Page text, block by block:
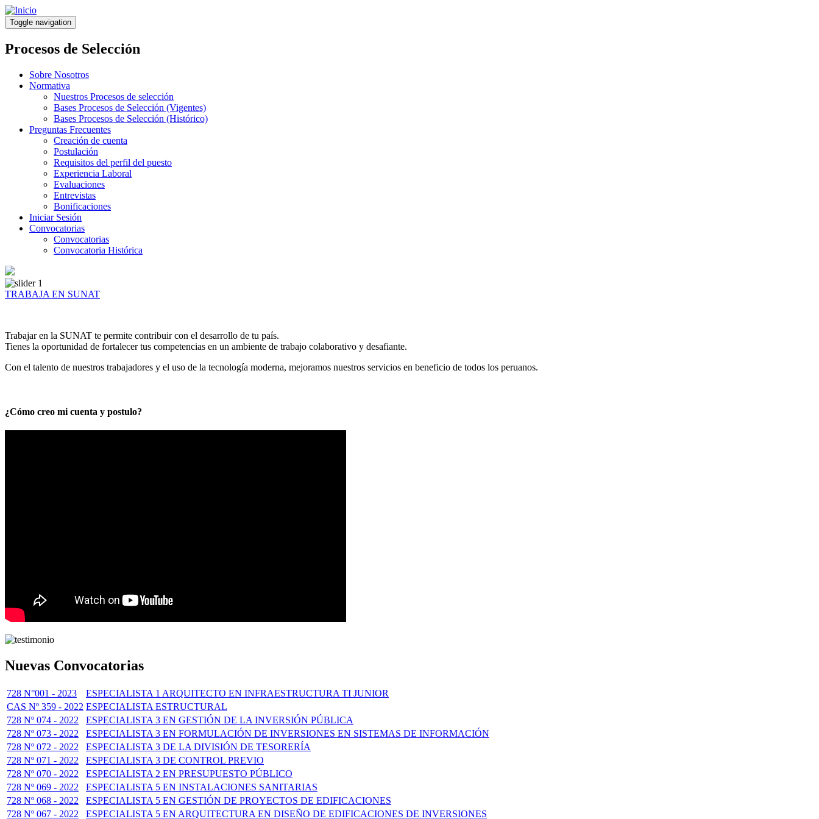
Pasar
al
contenido
principal
Toggle navigation
Procesos de Selección
Sobre Nosotros
Normativa
Nuestros Procesos de selección
Bases Procesos de Selección (Vigentes)
Bases Procesos de Selección (Histórico)
Preguntas Frecuentes
Creación de cuenta
Postulación
Requisitos del perfil del puesto
Experiencia Laboral
Evaluaciones
Entrevistas
Bonificaciones
Iniciar Sesión
Convocatorias
Convocatorias
Convocatoria Histórica
TRABAJA EN SUNAT
Trabajar en la SUNAT te permite contribuir con el desarrollo de tu país.
Tienes la oportunidad de fortalecer tus competencias en un ambiente de trabajo colaborativo y desafiante.
Con el talento de nuestros trabajadores y el uso de la tecnología moderna, mejoramos nuestros servicios en beneficio de todos los peruanos.
¿Cómo creo mi cuenta y postulo?
Nuevas Convocatorias
728 N°001 - 2023
ESPECIALISTA 1 ARQUITECTO EN INFRAESTRUCTURA TI JUNIOR
CAS Nº 359 - 2022 ESPECIALISTA ESTRUCTURAL
728 Nº 074 - 2022
ESPECIALISTA 3 EN GESTIÓN DE LA INVERSIÓN PÚBLICA
728 Nº 073 - 2022
ESPECIALISTA 3 EN FORMULACIÓN DE INVERSIONES EN SISTEMAS DE INFORMACIÓN
728 Nº 072 - 2022
ESPECIALISTA 3 DE LA DIVISIÓN DE TESORERÍA
728 Nº 071 - 2022
ESPECIALISTA 3 DE CONTROL PREVIO
728 Nº 070 - 2022
ESPECIALISTA 2 EN PRESUPUESTO PÚBLICO
728 Nº 069 - 2022
ESPECIALISTA 5 EN INSTALACIONES SANITARIAS
728 Nº 068 - 2022
ESPECIALISTA 5 EN GESTIÓN DE PROYECTOS DE EDIFICACIONES
728 Nº 067 - 2022
ESPECIALISTA 5 EN ARQUITECTURA EN DISEÑO DE EDIFICACIONES DE INVERSIONES